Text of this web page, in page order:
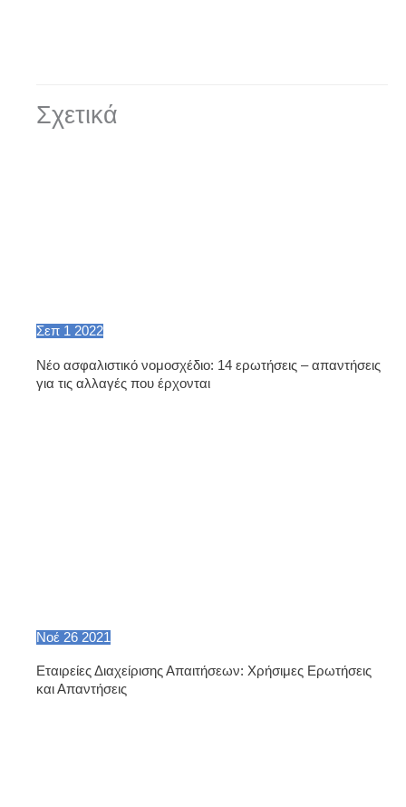
Σχετικά
Σεπ 1 2022
Nέο ασφαλιστικό νομοσχέδιο: 14 ερωτήσεις – απαντήσεις
για τις αλλαγές που έρχονται
Νοέ 26 2021
Εταιρείες Διαχείρισης Απαιτήσεων: Χρήσιμες Ερωτήσεις
και Απαντήσεις